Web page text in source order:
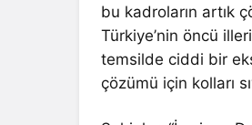
bu kadroların artık
Türkiye’nin öncü
temsilde ciddi bir
çözümü için kolları